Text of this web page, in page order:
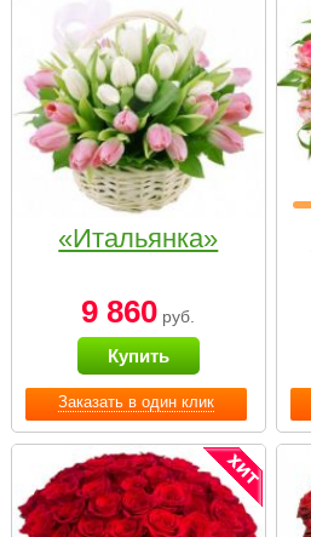
Заказать в один клик
«Итальянка»
9 860 руб.
Купить